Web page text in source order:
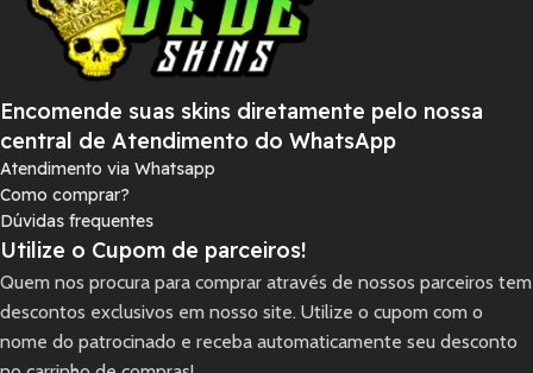
Encomende suas skins diretamente pelo nossa
central de Atendimento do WhatsApp
Atendimento via Whatsapp
Como comprar?
Dúvidas frequentes
Utilize o Cupom de parceiros!
Quem nos procura para comprar através de nossos parceiros tem
descontos exclusivos em nosso site. Utilize o cupom com o
nome do patrocinado e receba automaticamente seu desconto